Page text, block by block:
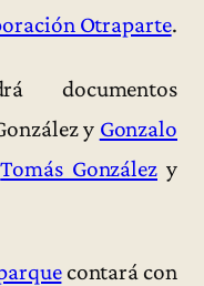
Otraparte.
documentos
y Gonzalo
Tomás González y
contará con